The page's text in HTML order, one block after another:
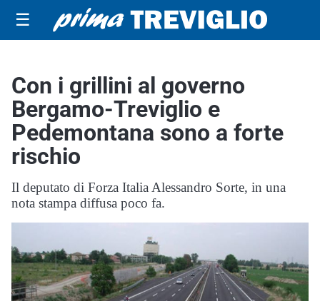
☰
Con i grillini al governo
Bergamo-Treviglio e
Pedemontana sono a forte
rischio
Il deputato di Forza Italia Alessandro Sorte, in una
nota stampa diffusa poco fa.